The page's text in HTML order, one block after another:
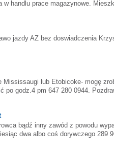
w handlu prace magazynowe.
jazdy AZ bez doswiadczenia
Mississaugi lub Etobicoke- mogę
po godz.4 pm 647 280 0944.
bądź inny zawód z powodu
dwa albo coś dorywczego 289